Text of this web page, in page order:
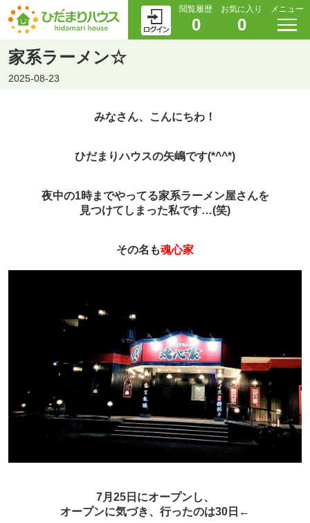
閲覧履歴
0
お気に入り
0
メニュー
家系ラーメン☆
2025-08-23
みなさん、こんにちわ！
ひだまりハウスの矢嶋です(*^^*)
夜中の1時までやってる家系ラーメン屋さんを
見つけてしまった私です…(笑)
その名も魂心家
7月25日にオープンし、
オープンに気づき、行ったのは30日←